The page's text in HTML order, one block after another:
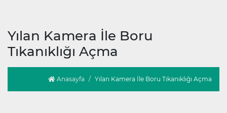
Yılan Kamera İle Boru
Tıkanıklığı Açma
Anasayfa Yılan Kamera İle Boru Tıkanıklığı Açma